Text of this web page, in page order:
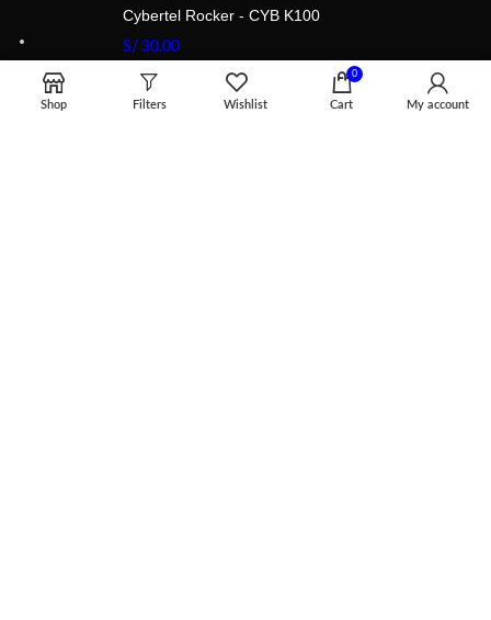
Cybertel Rocker - CYB K100
S/ 30.00
Shop Filters Wishlist
0
Cart My account